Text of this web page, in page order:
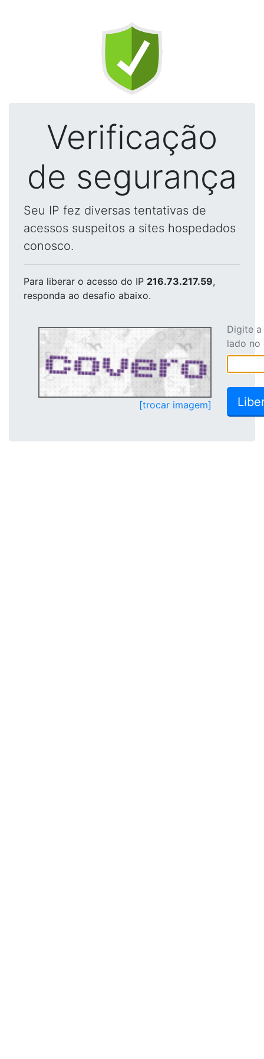
Verificação
de segurança
Seu IP fez diversas tentativas de
acessos suspeitos a sites hospedados
conosco.
Para liberar o acesso do IP 216.73.217.59,
responda ao desafio abaixo.
[trocar imagem]
Digite
lado no